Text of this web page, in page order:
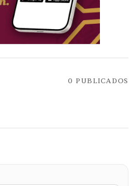
0 PUBLICADOS